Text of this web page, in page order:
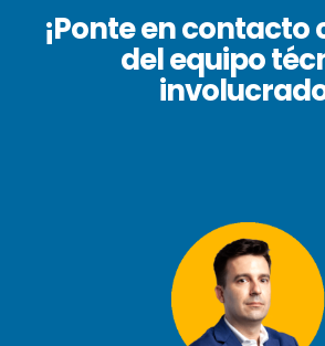
¡Ponte en contacto
del equipo